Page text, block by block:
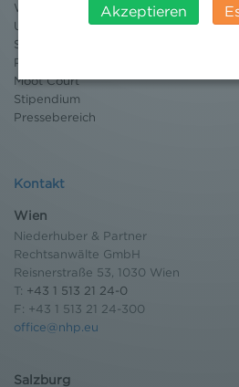
Willkommen Umweltrecht
Umweltrechtsblog
Seminare
Publikationen
Moot Court
Stipendium
Pressebereich
Kontakt
Wien
Niederhuber & Partner
Rechtsanwälte GmbH
Reisnerstraße 53, 1030 Wien
T: +43 1 513 21 24-0
F: +43 1 513 21 24-300
office@nhp.eu
Salzburg
insbesondere das Risiko, dass
Behörden, zu Kontroll- und zu
Überwachungszwecken,
werden können. Zudem finden
Bildschirmrand ein Cookie-Icon
Einwilligung widerrufen und
Akzeptieren